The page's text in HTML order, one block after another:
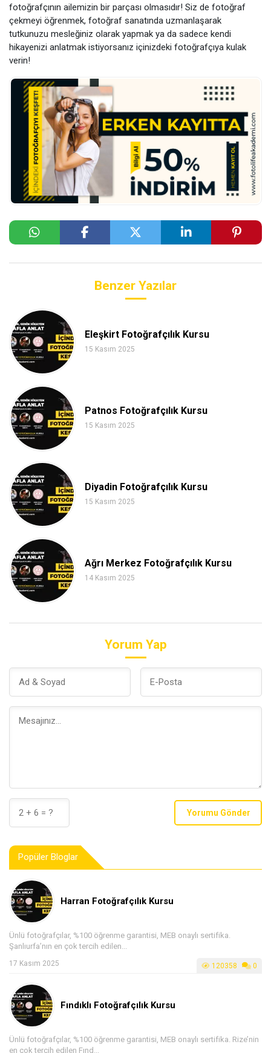
fotoğrafçının ailemizin bir parçası olmasıdır! Siz de fotoğraf
çekmeyi öğrenmek, fotoğraf sanatında uzmanlaşarak
tutkunuzu mesleğiniz olarak yapmak ya da sadece kendi
hikayenizi anlatmak istiyorsanız içinizdeki fotoğrafçıya kulak
verin!
Benzer Yazılar
Eleşkirt Fotoğrafçılık Kursu
15 Kasım 2025
Patnos Fotoğrafçılık Kursu
15 Kasım 2025
Diyadin Fotoğrafçılık Kursu
15 Kasım 2025
Ağrı Merkez Fotoğrafçılık Kursu
14 Kasım 2025
Yorum Yap
Yorumu Gönder
Popüler Bloglar
Harran Fotoğrafçılık Kursu
Ünlü fotoğrafçılar, %100 öğrenme garantisi, MEB onaylı sertifika.
Şanlıurfa’nın en çok tercih edilen...
17 Kasım 2025 120358 0
Fındıklı Fotoğrafçılık Kursu
Ünlü fotoğrafçılar, %100 öğrenme garantisi, MEB onaylı sertifika. Rize’nin
en çok tercih edilen Fınd...